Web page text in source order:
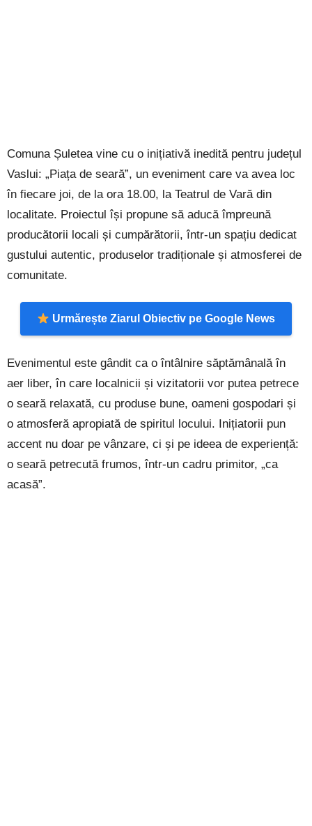
Comuna Șuletea vine cu o inițiativă inedită pentru județul
Vaslui: „Piața de seară”, un eveniment care va avea loc
în fiecare joi, de la ora 18.00, la Teatrul de Vară din
localitate. Proiectul își propune să aducă împreună
producătorii locali și cumpărătorii, într-un spațiu dedicat
gustului autentic, produselor tradiționale și atmosferei de
comunitate.
Urmărește Ziarul Obiectiv pe Google News
Evenimentul este gândit ca o întâlnire săptămânală în
aer liber, în care localnicii și vizitatorii vor putea petrece
o seară relaxată, cu produse bune, oameni gospodari și
o atmosferă apropiată de spiritul locului. Inițiatorii pun
accent nu doar pe vânzare, ci și pe ideea de experiență:
o seară petrecută frumos, într-un cadru primitor, „ca
acasă”.